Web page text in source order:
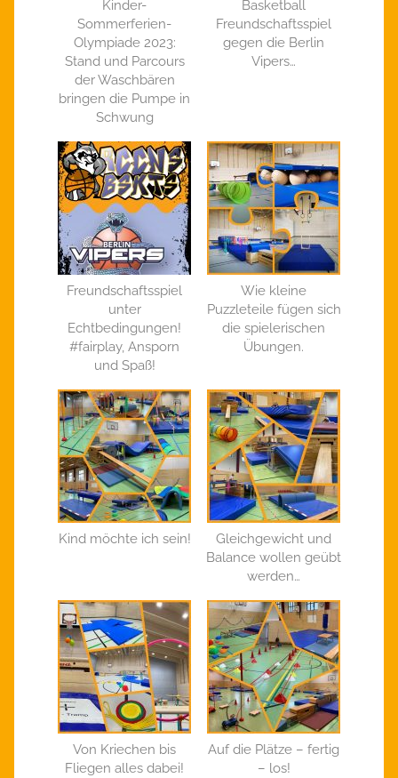
Kinder-
Sommerferien-
Olympiade 2023:
Stand und Parcours
der Waschbären
bringen die Pumpe in
Schwung
Basketball
Freundschaftsspiel
gegen die Berlin
Vipers…
Freundschaftsspiel
unter
Echtbedingungen!
#fairplay, Ansporn
und Spaß!
Wie kleine
Puzzleteile fügen sich
die spielerischen
Übungen.
Kind möchte ich sein!
Gleichgewicht und
Balance wollen geübt
werden…
Von Kriechen bis
Fliegen alles dabei!
Auf die Plätze – fertig
– los!